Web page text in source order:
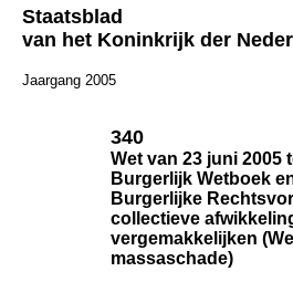
Staatsblad
van het Koninkrijk der
Jaargang 2005
340
Wet van 23 juni 2005
Burgerlijk Wetboek
Burgerlijke
collectieve
vergemakkelijken
massaschade)